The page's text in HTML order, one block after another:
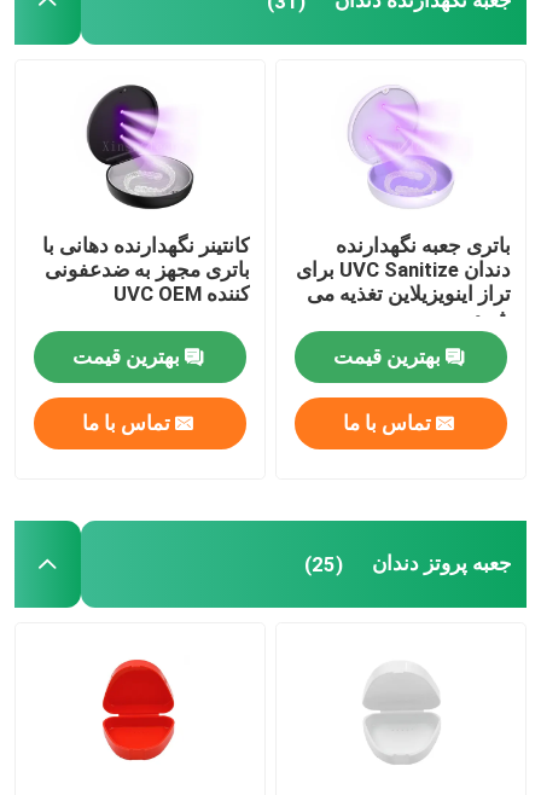
جویدنی های تراز کننده دندان
ترمیم کننده ارتودنسی
اتصال دهنده های آزمایشگاه دندانپزشکی
اتصالات لیگاتور ارتودنسی
کیت مراقبت ارتودنسی
دهان بازکن دندان
کیت پولیش دندان
برس تمیز کردن دندان مصنوعی
باتری جعبه نگهدارنده
دندان UVC Sanitize برای
تراز اینویزیلاین تغذیه می
شود
بهترین قیمت
تماس با ما
کانتینر نگهدارنده دهانی با
باتری مجهز به ضدعفونی
کننده UVC OEM
بهترین قیمت
تماس با ما
جعبه پروتز دندان (25)